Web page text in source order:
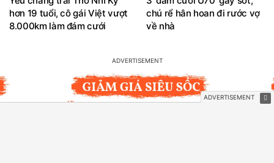
hơn 19 tuổi, cô gái Việt vượt
8.000km làm đám cưới
chú rể hân hoan đi rước vợ
về nhà